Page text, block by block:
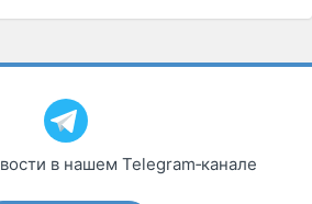
в нашем Telegram‑канале